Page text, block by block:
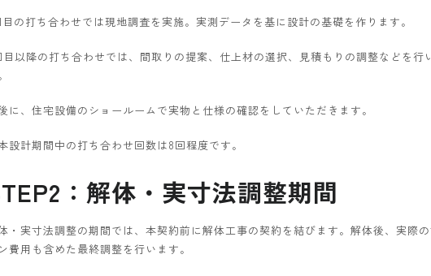
目の打ち合わせでは現地調査を実施。実測データを基に設計の基礎を作ります。
目以降の打ち合わせでは、間取りの提案、仕上材の選択、見積もりの調整などを
に、住宅設備のショールームで実物と仕様の確認をしていただきます。
設計期間中の打ち合わせ回数は8回程度です。
：解体・実寸法調整期間
・実寸法調整の期間では、本契約前に解体工事の契約を結びます。解体後、実際
費用も含めた最終調整を行います。